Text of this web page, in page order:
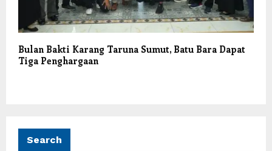
Bulan Bakti Karang Taruna Sumut, Batu Bara Dapat
Tiga Penghargaan
Search